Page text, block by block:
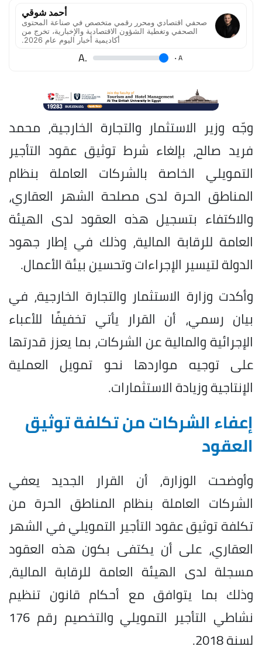
أحمد شوقي
صحفي اقتصادي ومحرر رقمي متخصص في صناعة المحتوى
الصحفي وتغطية الشؤون الاقتصادية والإخبارية، تخرج من
أكاديمية أخبار اليوم عام 2026.
A
.
.A
وجّه وزير الاستثمار والتجارة الخارجية، محمد
فريد صالح، بإلغاء شرط توثيق عقود التأجير
التمويلي الخاصة بالشركات العاملة بنظام
المناطق الحرة لدى مصلحة الشهر العقاري،
والاكتفاء بتسجيل هذه العقود لدى الهيئة
العامة للرقابة المالية، وذلك في إطار جهود
الدولة لتيسير الإجراءات وتحسين بيئة الأعمال.
وأكدت وزارة الاستثمار والتجارة الخارجية، في
بيان رسمي، أن القرار يأتي تخفيفًا للأعباء
الإجرائية والمالية عن الشركات، بما يعزز قدرتها
على توجيه مواردها نحو تمويل العملية
الإنتاجية وزيادة الاستثمارات.
إعفاء الشركات من تكلفة توثيق
العقود
وأوضحت الوزارة، أن القرار الجديد يعفي
الشركات العاملة بنظام المناطق الحرة من
تكلفة توثيق عقود التأجير التمويلي في الشهر
العقاري، على أن يكتفى بكون هذه العقود
مسجلة لدى الهيئة العامة للرقابة المالية،
وذلك بما يتوافق مع أحكام قانون تنظيم
نشاطي التأجير التمويلي والتخصيم رقم 176
لسنة 2018.